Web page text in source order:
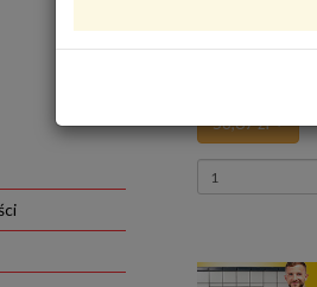
VAG - produkt
58,67 zł
Wprowadź
ilość